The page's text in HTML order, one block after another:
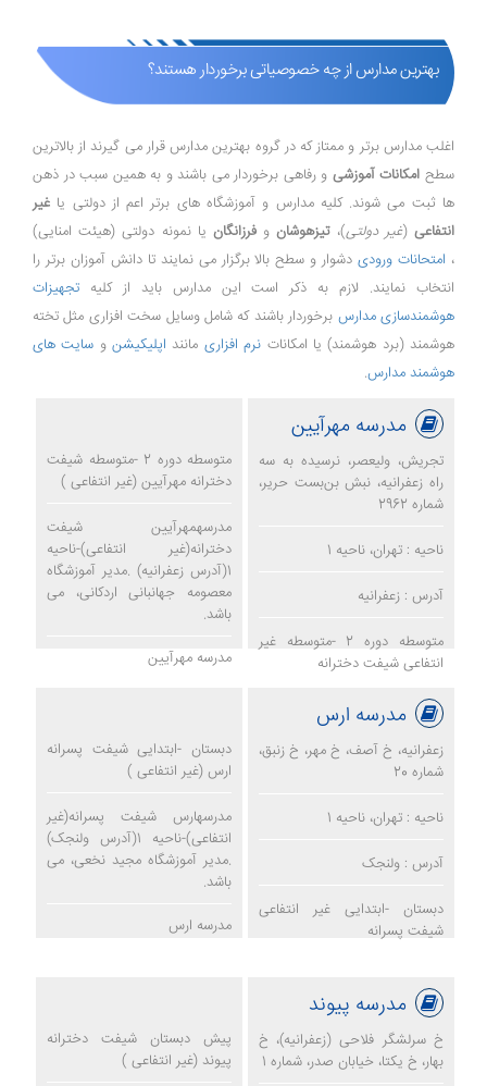
بهترین مدارس از چه خصوصیاتی برخوردار هستند؟
اغلب مدارس برتر و ممتاز که در گروه بهترین مدارس قرار می گیرند از بالاترین
سطح امکانات آموزشی و رفاهی برخوردار می باشند و به همین سبب در ذهن
ها ثبت می شوند. کلیه مدارس و آموزشگاه های برتر اعم از دولتی یا غیر
انتفاعی(غیر دولتی)،تیزهوشانو فرزانگان یا نمونه دولتی (هیئت امنایی)
، امتحانات ورودیدشوار و سطح بالا برگزار می نمایند تا دانش آموزان برتر را
انتخاب نمایند. لازم به ذکر است این مدارس باید از کلیه تجهیزات
هوشمندسازی مدارس برخوردار باشند که شامل وسایل سخت افزاری مثل تخته
هوشمند (برد هوشمند) یا امکانات نرم افزاری مانند اپلیکیشنو سایت های
هوشمند مدارس.
مدرسه مهرآیین
تجریش، ولیعصر، نرسیده به سه
راه زعفرانیه، نبش بن‌بست حریر،
شماره 2962
ناحیه : تهران، ناحیه 1
آدرس : زعفرانیه
متوسطه دوره 2 -متوسطه غیر
انتفاعی شیفت دخترانه
متوسطه دوره 2 -متوسطه شیفت
دخترانه مهرآیین (غیر انتفاعی )
مدرسهمهرآیین شیفت
دخترانه(غیر انتفاعی)-ناحیه
1(آدرس زعفرانیه) .مدیر آموزشگاه
معصومه جهانبانی اردکانی، می
باشد.
مدرسه مهرآیین
مدرسه ارس
زعفرانیه، خ آصف، خ مهر، خ زنبق،
شماره 20
ناحیه : تهران، ناحیه 1
آدرس : ولنجک
دبستان -ابتدایی غیر انتفاعی
شیفت پسرانه
دبستان -ابتدایی شیفت پسرانه
ارس (غیر انتفاعی )
مدرسهارس شیفت پسرانه(غیر
انتفاعی)-ناحیه 1(آدرس ولنجک)
.مدیر آموزشگاه مجید نخعی، می
باشد.
مدرسه ارس
مدرسه پیوند
خ سرلشگر فلاحی (زعفرانیه)، خ
بهار، خ یکتا، خیابان صدر، شماره 1
پیش دبستان شیفت دخترانه
پیوند (غیر انتفاعی )